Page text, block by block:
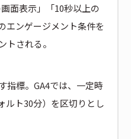
面表示」「10秒以上の
エンゲージメント条件を
トされる。
指標。GA4では、一定時
ルト30分）を区切りとし